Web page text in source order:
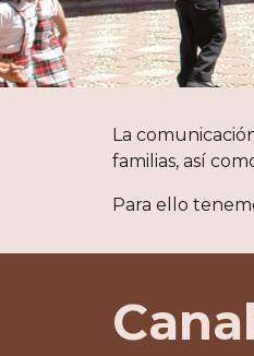
La
familias, así
Para ello